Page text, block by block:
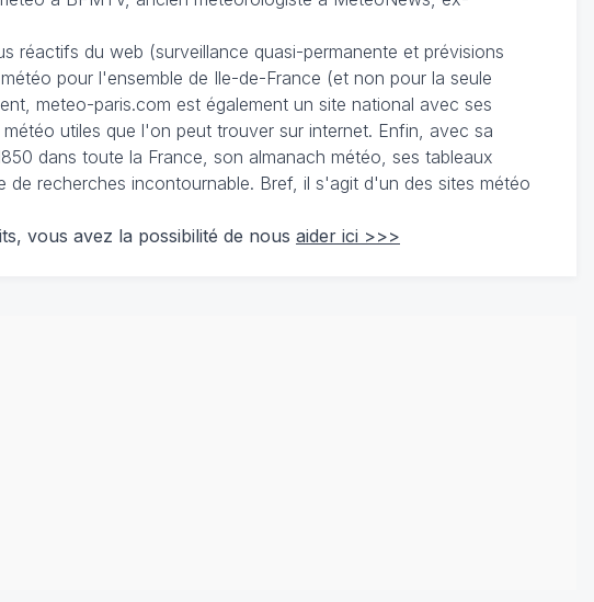
réactifs du web (surveillance quasi-permanente et prévisions
pour l'ensemble de Ile-de-France (et non pour la seule
meteo-paris.com est également un site national avec ses
utiles que l'on peut trouver sur internet. Enfin, avec sa
dans toute la France, son almanach météo, ses tableaux
recherches incontournable. Bref, il s'agit d'un des sites météo
vous avez la possibilité de nous aider ici >>>